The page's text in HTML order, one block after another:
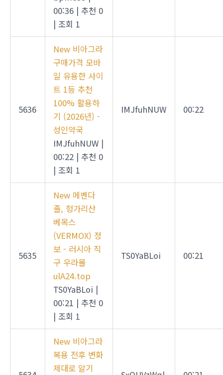
00:36 | 추천 0
| 조회 1
5636
New 비아그라
구매가격 모바
일 유용한 사이
트 1등 추천
100% 활용하
기 (2026년) -
성인약국
IMJfuhNUW |
00:22 | 추천 0
| 조회 1
IMJfuhNUW 00:22
5635
New 메벤다
졸, 헝가리산
베목스
(VERMOX) 정
보 - 러시아 직
구 우라몰
ulA24.top
TS0YaBLoi |
00:21 | 추천 0
| 조회 1
TS0YaBLoi 00:21
New 비아그라
복용 전후 변화
제대로 알기